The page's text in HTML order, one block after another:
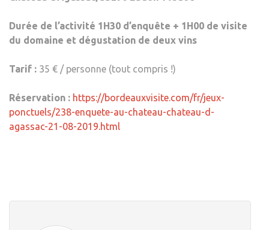
Durée de l’activité 1H30 d’enquête + 1H00 de visite
du domaine et dégustation de deux vins
Tarif : 35 € / personne (tout compris !)
Réservation : https://bordeauxvisite.com/fr/jeux-
ponctuels/238-enquete-au-chateau-chateau-d-
agassac-21-08-2019.html